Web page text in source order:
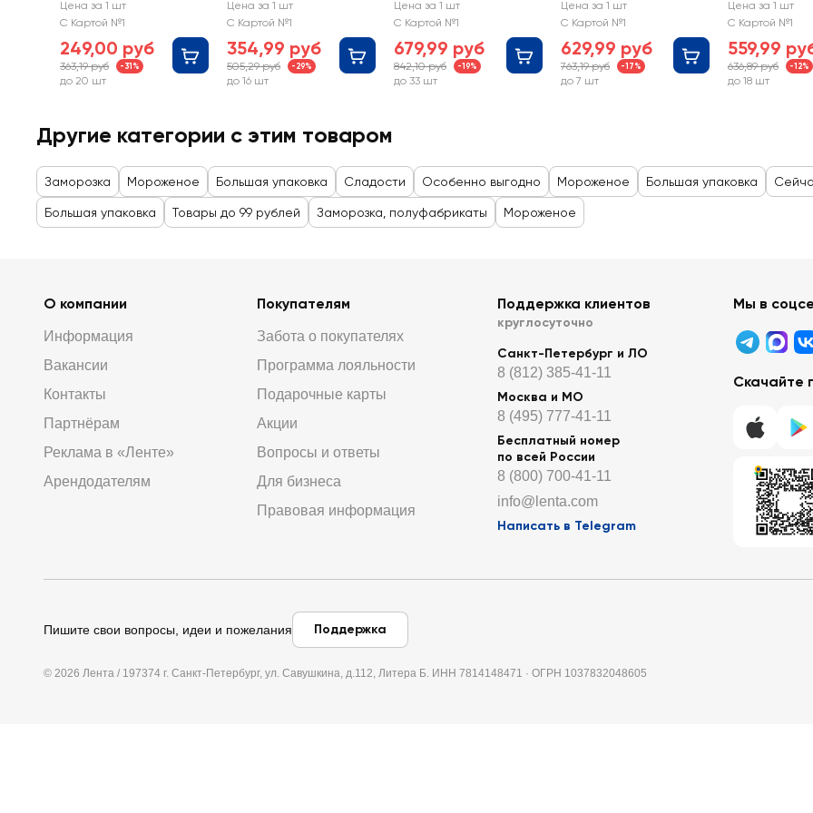
фисташковый, без
змж
Цена за 1 шт
С Картой №1
249,00 руб
363,19 руб -31%
до 20 шт
Пломбир
ванильный с
крошкой 15%, без
змж, контейнер
Цена за 1 шт
С Картой №1
354,99 руб
505,29 руб -29%
до 16 шт
Сливочное
шоколадное 8%,
контейнер
Цена за 1 шт
С Картой №1
679,99 руб
842,10 руб -19%
до 33 шт
Сливочное
ванильное 8%,
контейнер
Цена за 1 шт
С Картой №1
629,99 руб
763,19 руб -17%
до 7 шт
Пралине с
грецким
мягкой
15%, без змж,
Цена за 1 шт
С Картой №1
559,99
636,89 руб -12%
до 18 шт
Другие категории с этим товаром
Заморозка Мороженое Большая упаковка Сладости Особенно выгодно Мороженое Большая упаковка
Большая упаковка Товары до 99 рублей Заморозка, полуфабрикаты Мороженое
О компании
Информация
Вакансии
Контакты
Партнёрам
Реклама в «Ленте»
Арендодателям
Покупателям
Забота о покупателях
Программа лояльности
Подарочные карты
Акции
Вопросы и ответы
Для бизнеса
Правовая информация
Поддержка клиентов
круглосуточно
Санкт-Петербург и ЛО
8 (812) 385-41-11
Москва и МО
8 (495) 777-41-11
Бесплатный номер
по всей России
8 (800) 700-41-11
info@lenta.com
Написать в Telegram
Мы в
Скачайте
Пишите свои вопросы, идеи и пожелания Поддержка
© 2026 Лента / 197374 г. Санкт-Петербург, ул. Савушкина, д.112, Литера Б. ИНН 7814148471 · ОГРН 1037832048605